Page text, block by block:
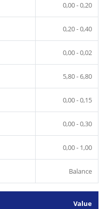
0,00 - 0,20
0,20 - 0,40
0,00 - 0,02
5,80 - 6,80
0,00 - 0,15
0,00 - 0,30
0,00 - 1,00
Balance
Value